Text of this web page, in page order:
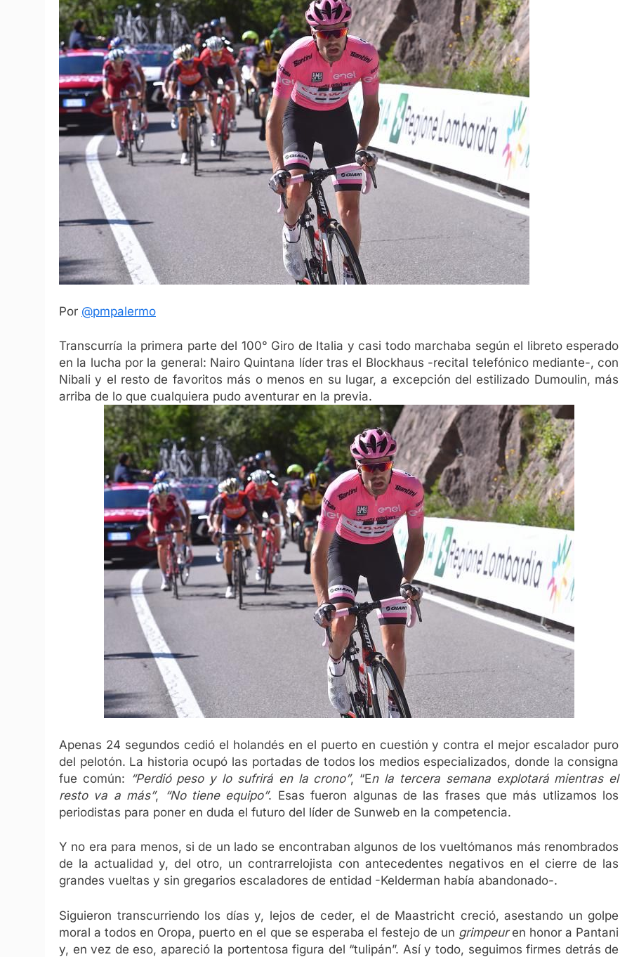
Por @pmpalermo
Transcurría la primera parte del 100° Giro de Italia y casi todo marchaba según el libreto esperado
en la lucha por la general: Nairo Quintana líder tras el Blockhaus -recital telefónico mediante-, con
Nibali y el resto de favoritos más o menos en su lugar, a excepción del estilizado Dumoulin, más
arriba de lo que cualquiera pudo aventurar en la previa.
Apenas 24 segundos cedió el holandés en el puerto en cuestión y contra el mejor escalador puro
del pelotón. La historia ocupó las portadas de todos los medios especializados, donde la consigna
fue común: “Perdió peso y lo sufrirá en la crono”, “En la tercera semana explotará mientras el
resto va a más”, “No tiene equipo”. Esas fueron algunas de las frases que más utlizamos los
periodistas para poner en duda el futuro del líder de Sunweb en la competencia.
Y no era para menos, si de un lado se encontraban algunos de los vueltómanos más renombrados
de la actualidad y, del otro, un contrarrelojista con antecedentes negativos en el cierre de las
grandes vueltas y sin gregarios escaladores de entidad -Kelderman había abandonado-.
Siguieron transcurriendo los días y, lejos de ceder, el de Maastricht creció, asestando un golpe
moral a todos en Oropa, puerto en el que se esperaba el festejo de un grimpeuren honor a Pantani
y, en vez de eso, apareció la portentosa figura del “tulipán”. Así y todo, seguimos firmes detrás de